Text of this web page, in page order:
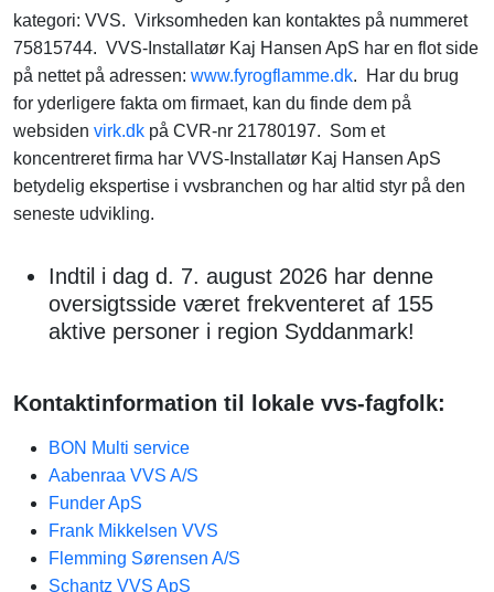
kategori: VVS. Virksomheden kan kontaktes på nummeret
75815744. VVS-Installatør Kaj Hansen ApS har en flot side
på nettet på adressen: www.fyrogflamme.dk. Har du brug
for yderligere fakta om firmaet, kan du finde dem på
websiden virk.dk på CVR-nr 21780197. Som et
koncentreret firma har VVS-Installatør Kaj Hansen ApS
betydelig ekspertise i vvsbranchen og har altid styr på den
seneste udvikling.
Indtil i dag d. 7. august 2026 har denne
oversigtsside været frekventeret af 155
aktive personer i region Syddanmark!
Kontaktinformation til lokale vvs-fagfolk:
BON Multi service
Aabenraa VVS A/S
Funder ApS
Frank Mikkelsen VVS
Flemming Sørensen A/S
Schantz VVS ApS